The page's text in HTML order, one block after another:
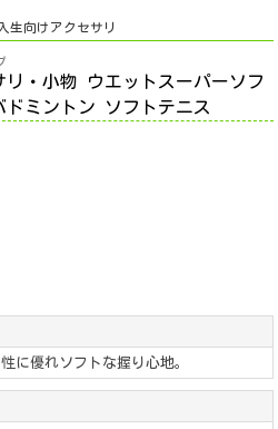
生向けアクセサリ
・小物 ウエットスーパーソフ
ドミントン ソフトテニス
に優れソフトな握り心地。